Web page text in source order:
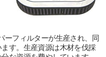
ーフィルターが生産され、同
す。生産資源は木材を伐採